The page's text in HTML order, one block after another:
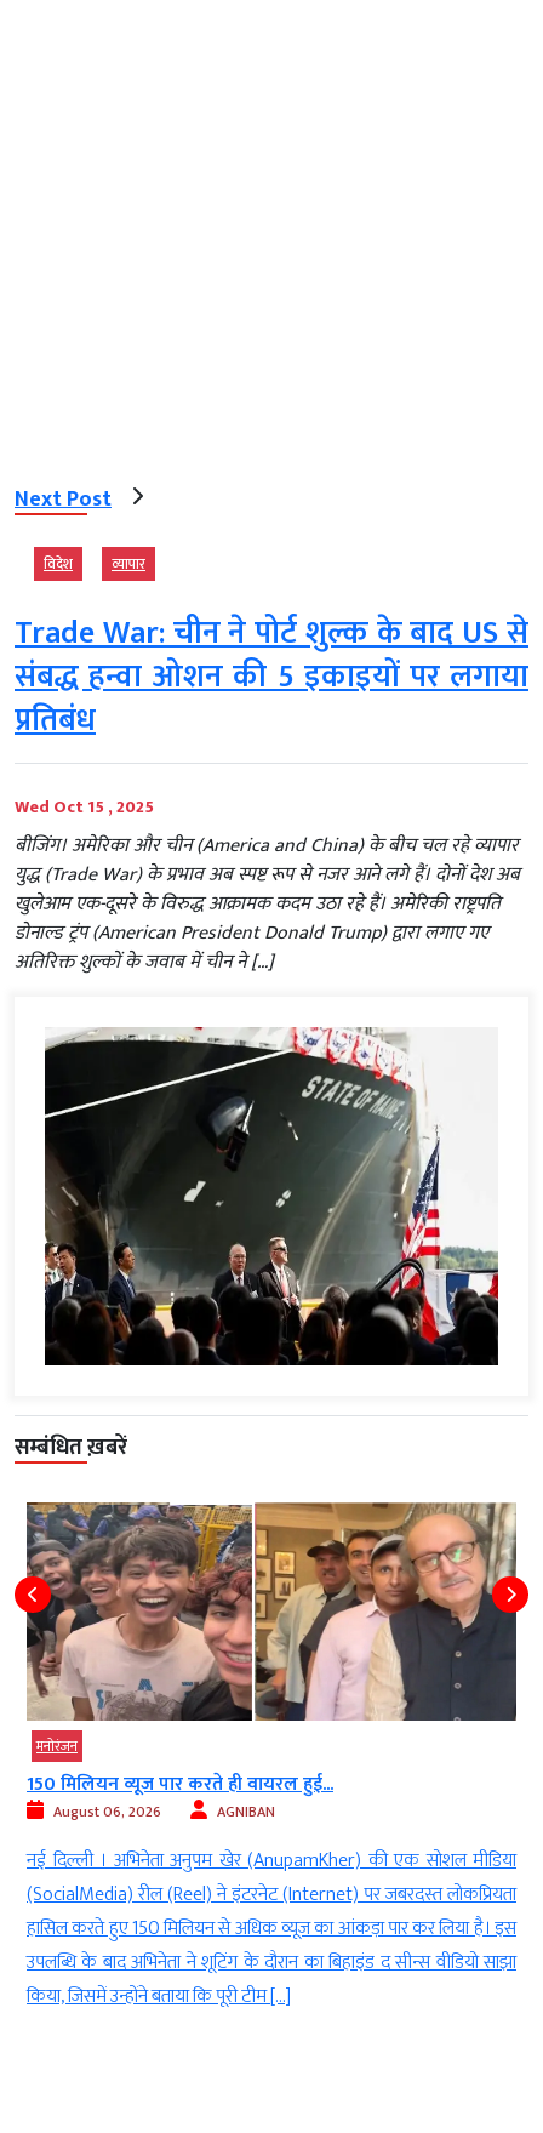
Next Post
विदेश व्‍यापार
Trade War: चीन ने पोर्ट शुल्क के बाद US से
संबद्ध हन्वा ओशन की 5 इकाइयों पर लगाया
प्रतिबंध
Wed Oct 15 , 2025
बीजिंग। अमेरिका और चीन (America and China) के बीच चल रहे व्यापार
युद्ध (Trade War) के प्रभाव अब स्पष्ट रूप से नजर आने लगे हैं। दोनों देश अब
खुलेआम एक-दूसरे के विरुद्ध आक्रामक कदम उठा रहे हैं। अमेरिकी राष्ट्रपति
डोनाल्ड ट्रंप (American President Donald Trump) द्वारा लगाए गए
अतिरिक्त शुल्कों के जवाब में चीन ने […]
सम्बंधित ख़बरें
मनोरंजन
150 मिलियन व्यूज पार करते ही वायरल हुई...
August 06, 2026 AGNIBAN
नई दिल्ली । अभिनेता अनुपम खेर (AnupamKher) की एक सोशल मीडिया
(SocialMedia) रील (Reel) ने इंटरनेट (Internet) पर जबरदस्त लोकप्रियता
हासिल करते हुए 150 मिलियन से अधिक व्यूज का आंकड़ा पार कर लिया है। इस
उपलब्धि के बाद अभिनेता ने शूटिंग के दौरान का बिहाइंड द सीन्स वीडियो साझा
किया, जिसमें उन्होंने बताया कि पूरी टीम […]